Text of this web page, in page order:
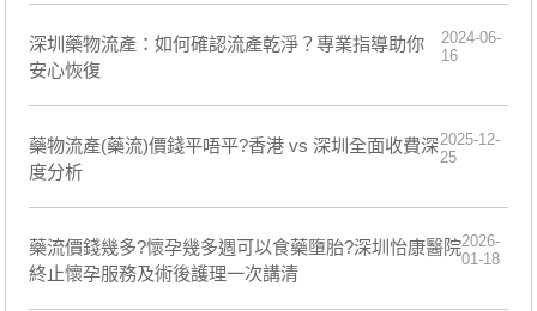
深圳藥物流產：如何確認流產乾淨？專業指導助你
安心恢復
2024-06-
16
藥物流產(藥流)價錢平唔平?香港 vs 深圳全面收費深
度分析
2025-12-
25
藥流價錢幾多?懷孕幾多週可以食藥墮胎?深圳怡康醫院
終止懷孕服務及術後護理一次講清
2026-
01-18